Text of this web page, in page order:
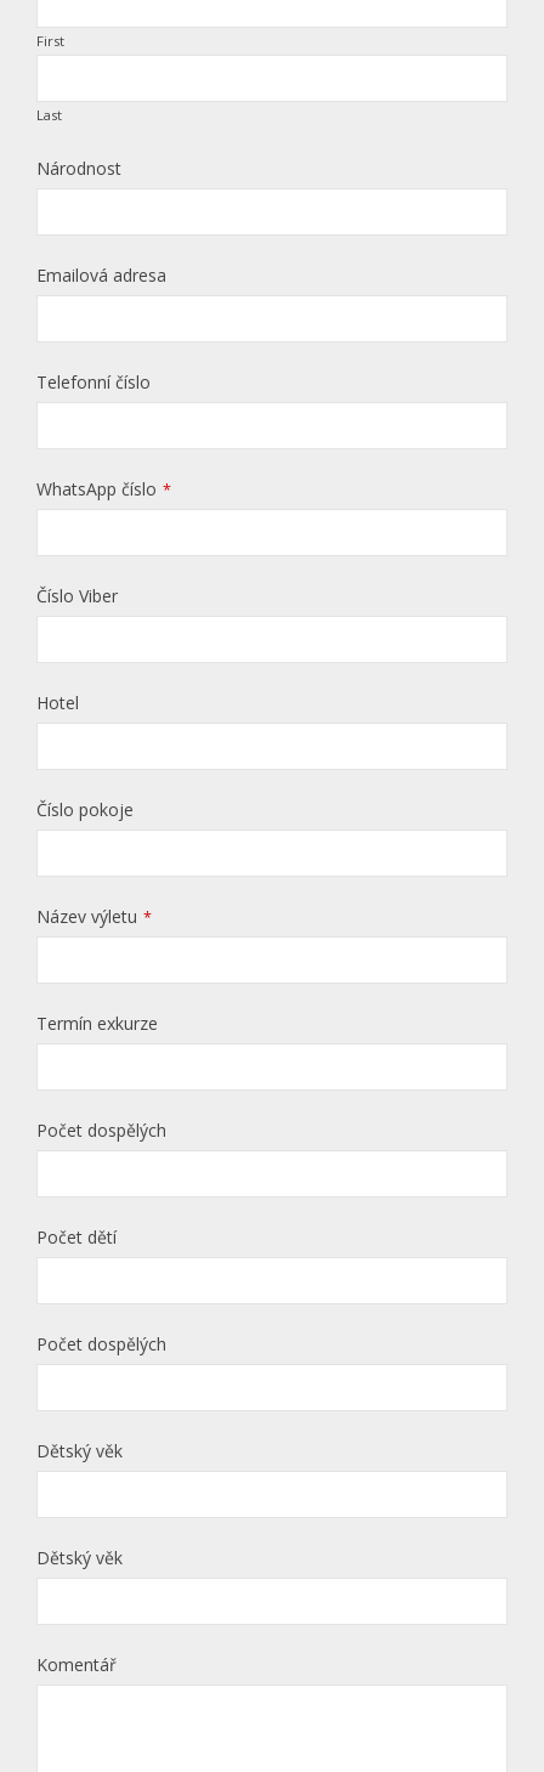
First
Last
Národnost
Emailová adresa
Telefonní číslo
WhatsApp číslo *
Číslo Viber
Hotel
Číslo pokoje
Název výletu *
Termín exkurze
Počet dospělých
Počet dětí
Počet dospělých
Dětský věk
Dětský věk
Komentář